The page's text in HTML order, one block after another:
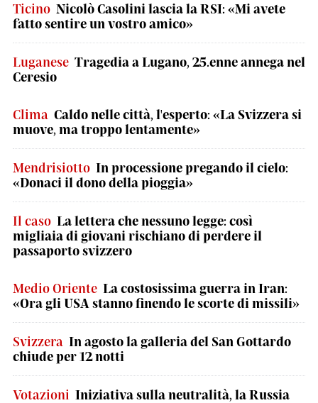
Ticino Nicolò Casolini lascia la RSI: «Mi avete
fatto sentire un vostro amico»
Luganese Tragedia a Lugano, 25.enne annega nel
Ceresio
Clima Caldo nelle città, l'esperto: «La Svizzera si
muove, ma troppo lentamente»
Mendrisiotto In processione pregando il cielo:
«Donaci il dono della pioggia»
Il caso La lettera che nessuno legge: così
migliaia di giovani rischiano di perdere il
passaporto svizzero
Medio Oriente La costosissima guerra in Iran:
«Ora gli USA stanno finendo le scorte di missili»
Svizzera In agosto la galleria del San Gottardo
chiude per 12 notti
Votazioni Iniziativa sulla neutralità, la Russia